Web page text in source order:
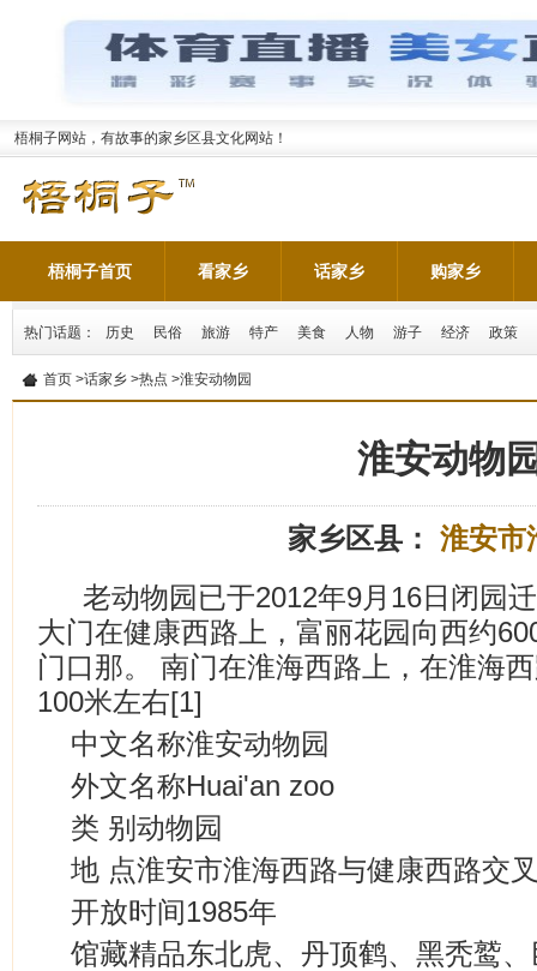
梧桐子网站，有故事的家乡区县文化网站！
梧桐子首页 看家乡 话家乡 购家乡
热门话题： 历史 民俗 旅游 特产 美食 人物 游子 经济 政策
首页 >话家乡 >热点 >淮安动物园
淮安动物
家乡区县： 淮安市
老动物园已于2012年9月16日闭园
大门在健康西路上，富丽花园向西约
门口那。 南门在淮海西路上，在淮海
100米左右[1]
中文名称淮安动物园
外文名称Huai'an zoo
类 别动物园
地 点淮安市淮海西路与健康西路交
开放时间1985年
馆藏精品东北虎、丹顶鹤、黑秃鹫